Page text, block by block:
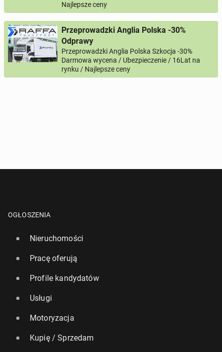
Najlepsze ceny
Przeprowadzki Anglia Polska -30%
Odprawy
Przeprowadzki Anglia Polska Szkocja -30%
Darmowa wycena / Ubezpieczenie / 16Lat na
rynku / Najlepsze ceny
OGŁOSZENIA
Nieruchomości
Pracę oferują
Profile kandydatów
Usługi
Motoryzacja
Kupię / Sprzedam